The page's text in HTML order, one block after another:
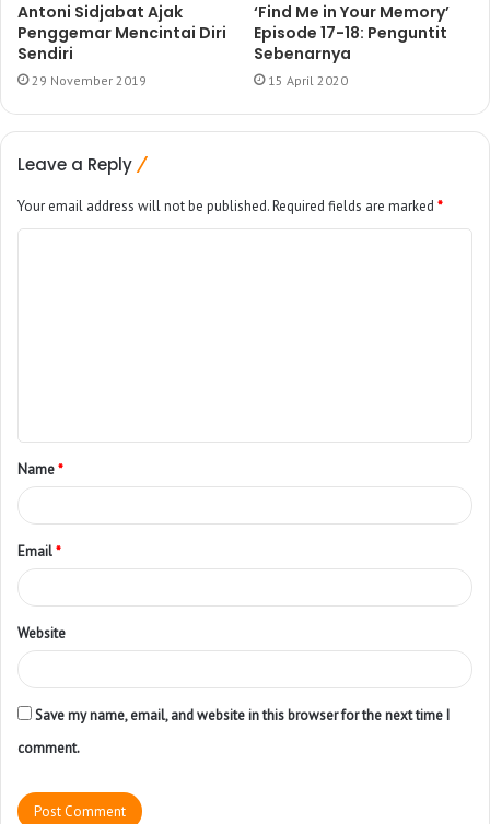
Antoni Sidjabat Ajak
Penggemar Mencintai Diri
Sendiri
29 November 2019
‘Find Me in Your Memory’
Episode 17-18: Penguntit
Sebenarnya
15 April 2020
Leave a Reply
Your email address will not be published.Required fields are marked *
Name*
Email*
Website
Save my name, email, and website in this browser for the next time I
comment.